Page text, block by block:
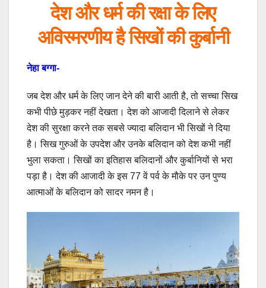
देश और धर्म की रक्षा के लिए
अविस्मरणीय है सिखों की कुर्बानी
नेहा बग्गा-
जब देश और धर्म के लिए जान देने की बारी आती है, तो सच्चा सिख
कभी पीछे मुड़कर नहीं देखता। देश को आजादी दिलाने से लेकर
देश की सुरक्षा करने तक सबसे ज्यादा बलिदान भी सिखों ने दिया
है। सिख गुरुओं के उपदेश और उनके बलिदान को देश कभी नहीं
भुला सकता। सिखों का इतिहास बलिदानों और कुर्बानियों से भरा
पड़ा है। देश की आजादी के इस 77 वें पर्व के मौके पर उन पुण्य
आत्माओं के बलिदान को सादर नमन है।